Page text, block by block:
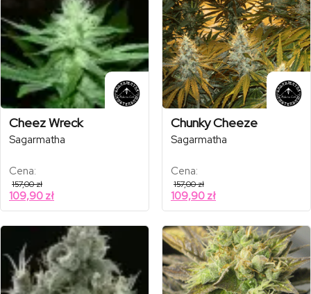
Cheez Wreck
Sagarmatha
Cena:
157,00zł
109,90 zł
Chunky Cheeze
Sagarmatha
Cena:
157,00zł
109,90 zł